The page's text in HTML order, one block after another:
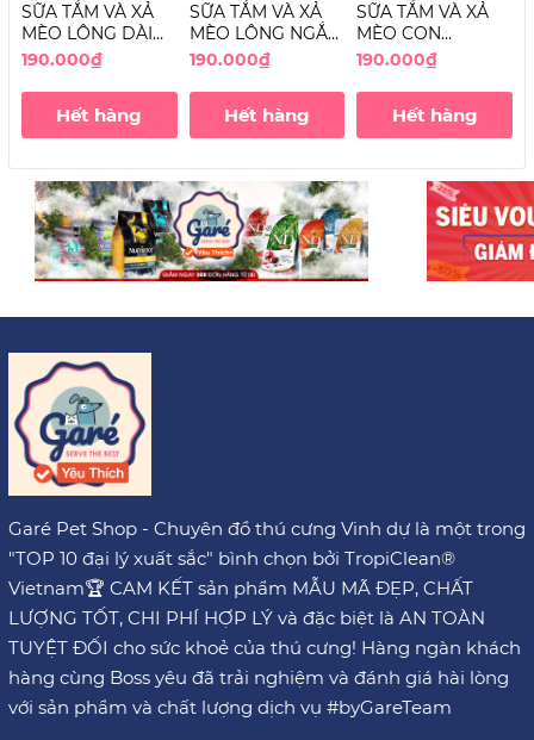
SỮA TẮM VÀ XẢ
MÈO LÔNG DÀI
LEE WEBSTER -
SHAMPOO &
CONDITIONER
LONG HAIR CAT
190.000₫
Hết hàng
SỮA TẮM VÀ XẢ
MÈO LÔNG NGẮN
LEE&WEBSTER -
SHAMPOO &
CONDITIONER
SHORTHAIR CAT
190.000₫
Hết hàng
SỮA TẮM VÀ XẢ
MÈO CON
LEE&WEBSTER -
SHAMPOO &
CONDITIONER
KITTEN CAT
190.000₫
Hết hàng
Garé Pet Shop - Chuyên đồ thú cưng Vinh dự là một trong
"TOP 10 đại lý xuất sắc" bình chọn bởi TropiClean®
Vietnam🏆 CAM KẾT sản phẩm MẪU MÃ ĐẸP, CHẤT
LƯỢNG TỐT, CHI PHÍ HỢP LÝ và đặc biệt là AN TOÀN
TUYỆT ĐỐI cho sức khoẻ của thú cưng! Hàng ngàn khách
hàng cùng Boss yêu đã trải nghiệm và đánh giá hài lòng
với sản phẩm và chất lượng dịch vụ #byGareTeam